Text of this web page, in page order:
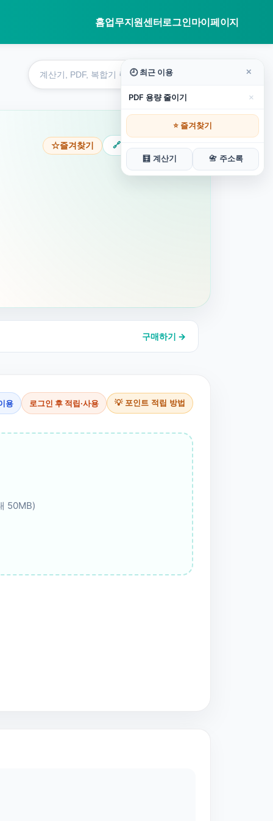
홈업무지원센터로그인마이페이지
구
검
☆즐겨찾기 🔗 이 페이지 공유
구매하기 →
용 로그인 후 적립·사용 💡 포인트 적립 방법
50MB)
🕘 최근 이용 ✕
PDF 용량 줄이기 ×
⭐ 즐겨찾기
🧮 계산기 📇 주소록